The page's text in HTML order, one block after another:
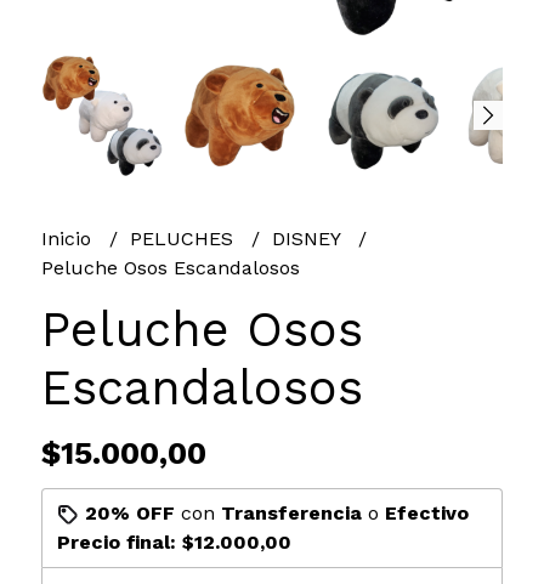
Inicio PELUCHES
DISNEY
Peluche Osos Escandalosos
Peluche Osos
Escandalosos
$15.000,00
20% OFF con Transferenciao Efectivo
Precio final: $12.000,00